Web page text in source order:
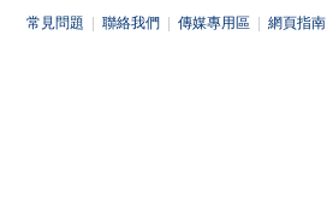
常見問題 聯絡我們 傳媒專用區 網頁指南